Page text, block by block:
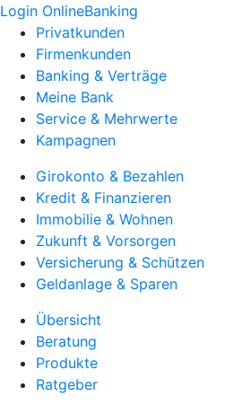
Login OnlineBanking
Privatkunden
Firmenkunden
Banking & Verträge
Meine Bank
Service & Mehrwerte
Kampagnen
Girokonto & Bezahlen
Kredit & Finanzieren
Immobilie & Wohnen
Zukunft & Vorsorgen
Versicherung & Schützen
Geldanlage & Sparen
Übersicht
Beratung
Produkte
Ratgeber